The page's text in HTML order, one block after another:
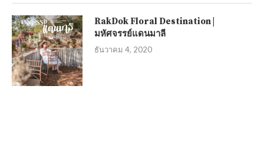
RakDok Floral Destination |
มหัศจรรย์แดนมาลี
ธันวาคม 4, 2020